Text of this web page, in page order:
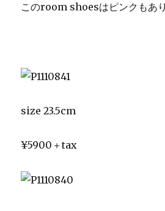
このroom shoesはピンクもあり
size 23.5cm
¥5900＋tax